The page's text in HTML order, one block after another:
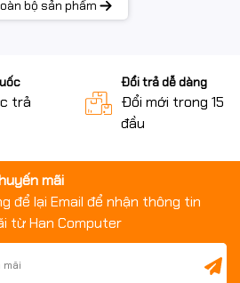
Microsoft
kích hoạt ổn định
kỹ thuật
để được tư vấn và nhận
bộ sản phẩm
trả
Đổi trả dễ dàng
Đổi mới trong 15
đầu
mãi
để lại Email để nhận thông tin
từ Han Computer